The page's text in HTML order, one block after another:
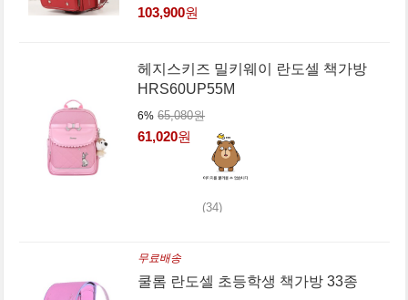
103,900원
헤지스키즈 밀키웨이 란도셀 책가방
HRS60UP55M
6% 65,080원
61,020원
(34)
무료배송
쿨롬 란도셀 초등학생 책가방 33종